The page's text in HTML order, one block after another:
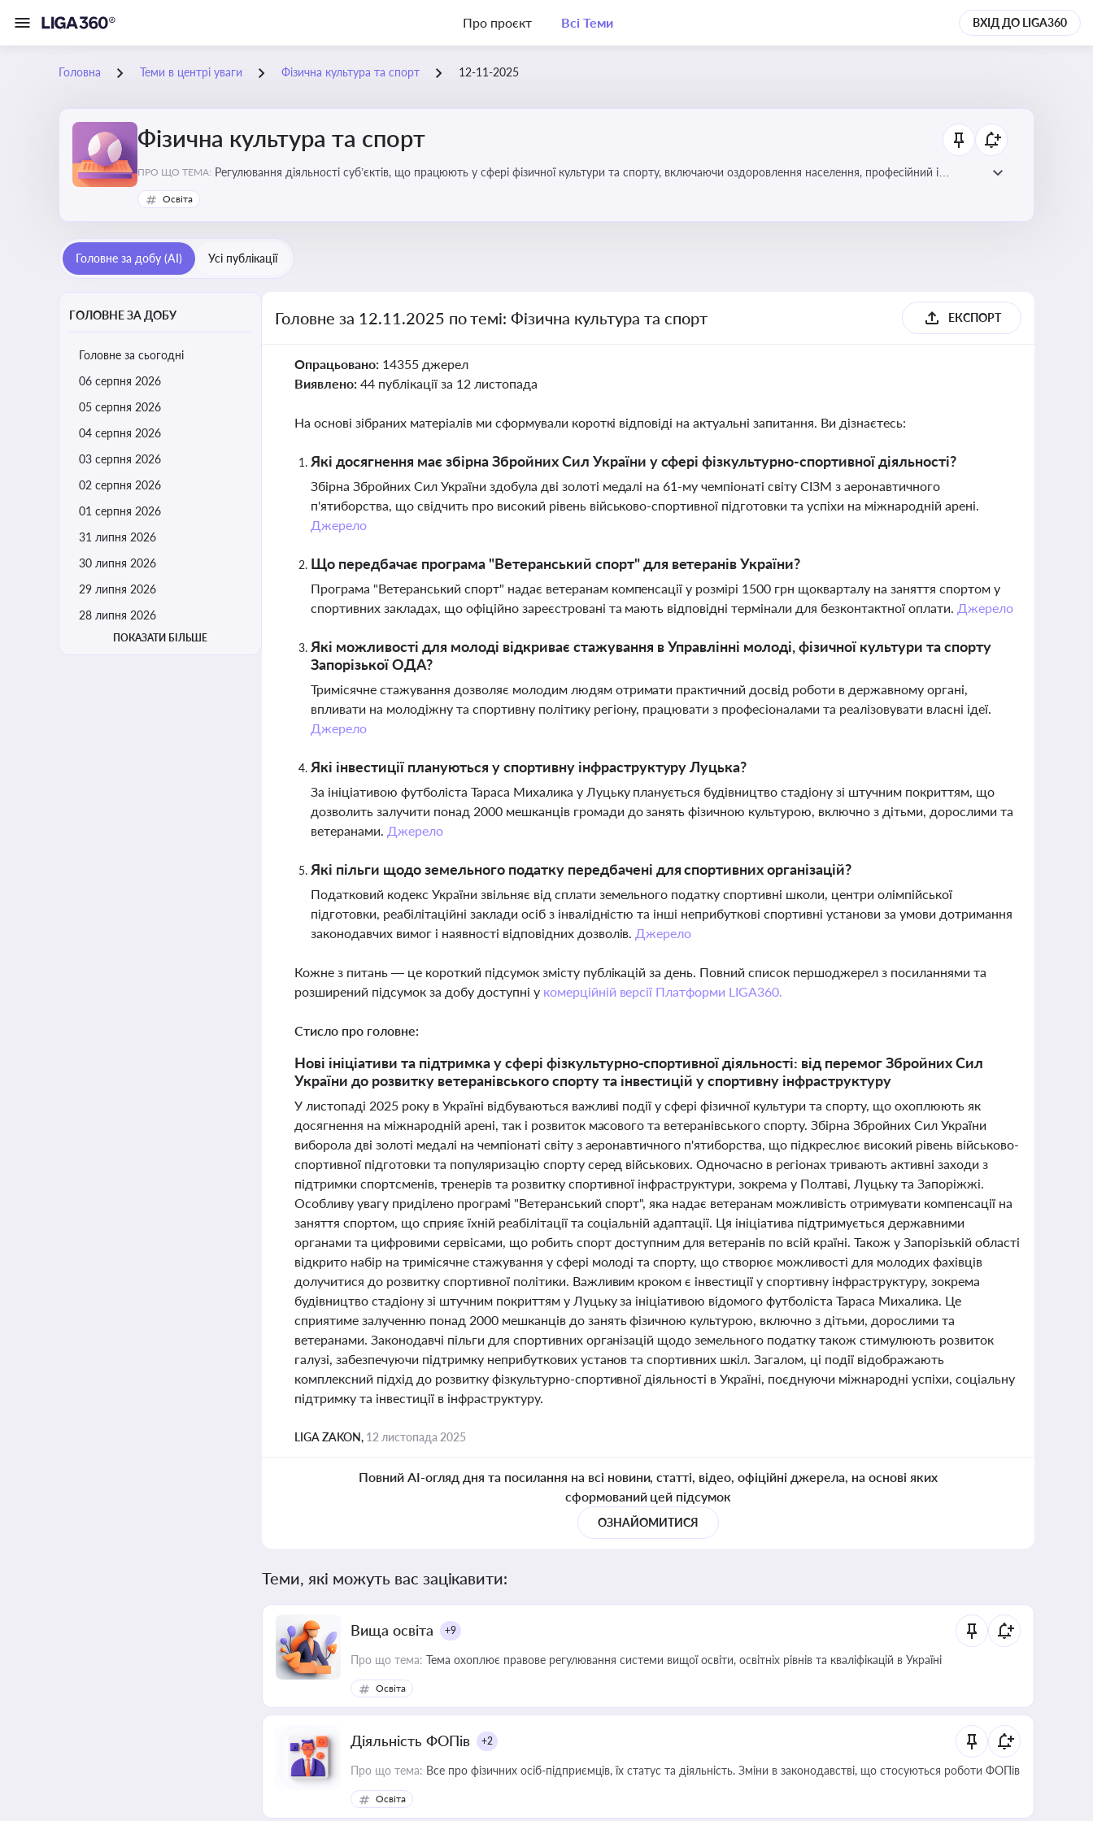
Про проєкт Всі Теми ВХІД ДО LIGA360
Головна Теми в центрі уваги Фізична культура та спорт 12-11-2025
Фізична культура та спорт
ПРО ЩО ТЕМА: Регулювання діяльності суб’єктів, що працюють у сфері фізичної культури та спорту, включаючи оздоровлення населення, професійний і
Освіта
Головне за добу (AI) Усі публікації
ГОЛОВНЕ ЗА ДОБУ
Головне за сьогодні
06 серпня 2026
05 серпня 2026
04 серпня 2026
03 серпня 2026
02 серпня 2026
01 серпня 2026
31 липня 2026
30 липня 2026
29 липня 2026
28 липня 2026
ПОКАЗАТИ БІЛЬШЕ
Головне за 12.11.2025 по темі: Фізична культура та спорт ЕКСПОРТ
Опрацьовано: 14355 джерел
Виявлено: 44 публікації за 12 листопада
На основі зібраних матеріалів ми сформували короткі відповіді на актуальні запитання. Ви дізнаєтесь:
Які досягнення має збірна Збройних Сил України у сфері фізкультурно-спортивної діяльності?
Збірна Збройних Сил України здобула дві золоті медалі на 61-му чемпіонаті світу СІЗМ з аеронавтичного
п'ятиборства, що свідчить про високий рівень військово-спортивної підготовки та успіхи на міжнародній арені.
Джерело
Що передбачає програма "Ветеранський спорт" для ветеранів України?
Програма "Ветеранський спорт" надає ветеранам компенсації у розмірі 1500 грн щокварталу на заняття спортом у
спортивних закладах, що офіційно зареєстровані та мають відповідні термінали для безконтактної оплати. Джерело
Які можливості для молоді відкриває стажування в Управлінні молоді, фізичної культури та спорту
Запорізької ОДА?
Тримісячне стажування дозволяє молодим людям отримати практичний досвід роботи в державному органі,
впливати на молодіжну та спортивну політику регіону, працювати з професіоналами та реалізовувати власні ідеї.
Джерело
Які інвестиції плануються у спортивну інфраструктуру Луцька?
За ініціативою футболіста Тараса Михалика у Луцьку планується будівництво стадіону зі штучним покриттям, що
дозволить залучити понад 2000 мешканців громади до занять фізичною культурою, включно з дітьми, дорослими та
ветеранами. Джерело
Які пільги щодо земельного податку передбачені для спортивних організацій?
Податковий кодекс України звільняє від сплати земельного податку спортивні школи, центри олімпійської
підготовки, реабілітаційні заклади осіб з інвалідністю та інші неприбуткові спортивні установи за умови дотримання
законодавчих вимог і наявності відповідних дозволів. Джерело
Кожне з питань — це короткий підсумок змісту публікацій за день. Повний список першоджерел з посиланнями та
розширений підсумок за добу доступні у комерційній версії Платформи LIGA360.
Стисло про головне:
Нові ініціативи та підтримка у сфері фізкультурно-спортивної діяльності: від перемог Збройних Сил
України до розвитку ветеранівського спорту та інвестицій у спортивну інфраструктуру
У листопаді 2025 року в Україні відбуваються важливі події у сфері фізичної культури та спорту, що охоплюють як
досягнення на міжнародній арені, так і розвиток масового та ветеранівського спорту. Збірна Збройних Сил України
виборола дві золоті медалі на чемпіонаті світу з аеронавтичного п'ятиборства, що підкреслює високий рівень військово-
спортивної підготовки та популяризацію спорту серед військових. Одночасно в регіонах тривають активні заходи з
підтримки спортсменів, тренерів та розвитку спортивної інфраструктури, зокрема у Полтаві, Луцьку та Запоріжжі.
Особливу увагу приділено програмі "Ветеранський спорт", яка надає ветеранам можливість отримувати компенсації на
заняття спортом, що сприяє їхній реабілітації та соціальній адаптації. Ця ініціатива підтримується державними
органами та цифровими сервісами, що робить спорт доступним для ветеранів по всій країні. Також у Запорізькій області
відкрито набір на тримісячне стажування у сфері молоді та спорту, що створює можливості для молодих фахівців
долучитися до розвитку спортивної політики. Важливим кроком є інвестиції у спортивну інфраструктуру, зокрема
будівництво стадіону зі штучним покриттям у Луцьку за ініціативою відомого футболіста Тараса Михалика. Це
сприятиме залученню понад 2000 мешканців до занять фізичною культурою, включно з дітьми, дорослими та
ветеранами. Законодавчі пільги для спортивних організацій щодо земельного податку також стимулюють розвиток
галузі, забезпечуючи підтримку неприбуткових установ та спортивних шкіл. Загалом, ці події відображають
комплексний підхід до розвитку фізкультурно-спортивної діяльності в Україні, поєднуючи міжнародні успіхи, соціальну
підтримку та інвестиції в інфраструктуру.
LIGA ZAKON, 12 листопада 2025
Повний AI-огляд дня та посилання на всі новини, статті, відео, офіційні джерела, на основі яких
сформований цей підсумок
ОЗНАЙОМИТИСЯ
Теми, які можуть вас зацікавити:
Вища освіта +9
Про що тема: Тема охоплює правове регулювання системи вищої освіти, освітніх рівнів та кваліфікацій в Україні
Освіта
Діяльність ФОПів +2
Про що тема: Все про фізичних осіб-підприємців, їх статус та діяльність. Зміни в законодавстві, що стосуються роботи ФОПів
Освіта